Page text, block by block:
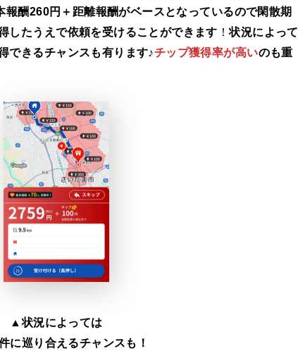
報酬260円＋距離報酬がベース となっているので閑散期
したうえで依頼を受けることができます ！状況によって
できるチャンスも有ります♪チップ獲得率が高いのも重
▲状況によっては
に巡り合えるチャンスも！